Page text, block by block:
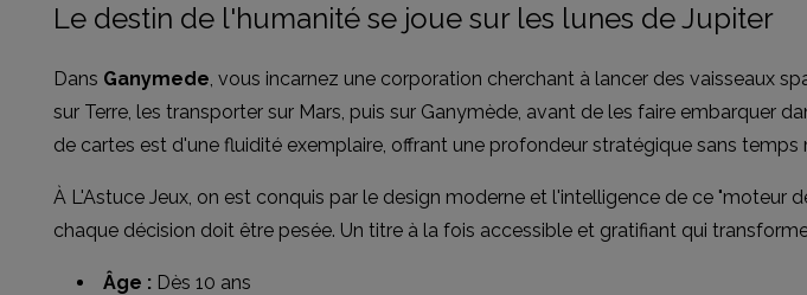
Le destin de l'humanité se joue sur les lunes de Jupiter
Dans Ganymede, vous incarnez une corporation cherchant à lancer des vaisseaux
sur Terre, les transporter sur Mars, puis sur Ganymède, avant de les faire
de cartes est d'une fluidité exemplaire, offrant une profondeur stratégique sans temps
À L'Astuce Jeux, on est conquis par le design moderne et l'intelligence de ce "moteur
chaque décision doit être pesée. Un titre à la fois accessible et gratifiant qui
Âge : Dès 10 ans